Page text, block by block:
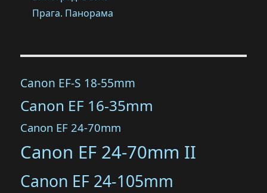
Прага. Панорама
Canon EF-S 18-55mm
Canon EF 16-35mm
Canon EF 24-70mm
Canon EF 24-70mm II
Canon EF 24-105mm